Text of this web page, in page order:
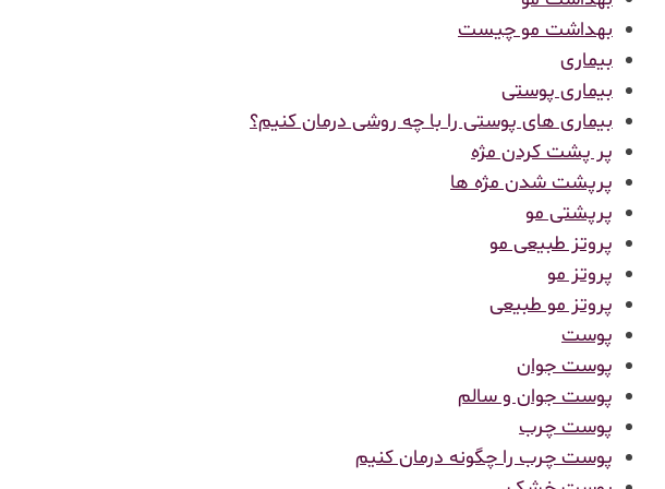
بهداشت مو چیست
بیماری
بیماری پوستی
بیماری های پوستی را با چه روشی درمان کنیم؟
پر پشت کردن مژه
پرپشت شدن مژه ها
پرپشتی مو
پروتز طبیعی مو
پروتز مو
پروتز مو طبیعی
پوست
پوست جوان
پوست جوان و سالم
پوست چرب
پوست چرب را چگونه درمان کنیم